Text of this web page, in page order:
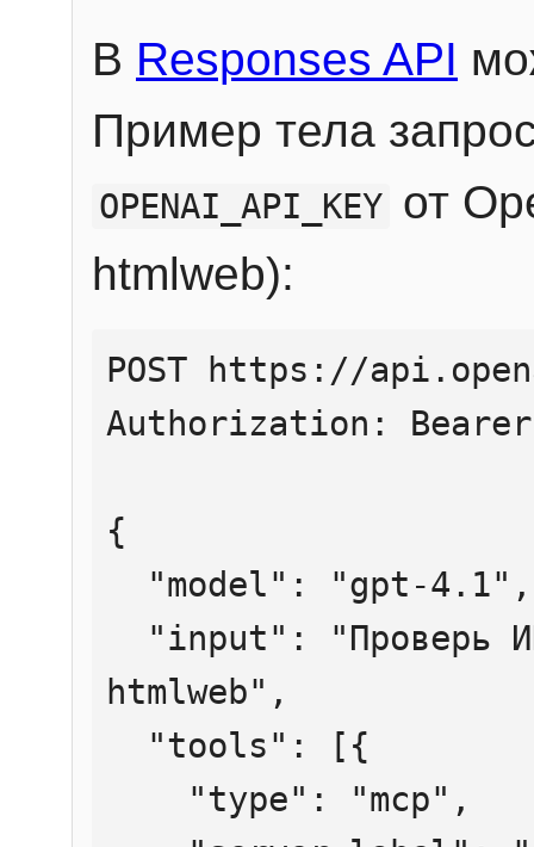
В Responses API
Пример тела
OPENAI_API_KEY от
htmlweb):
POST https://
Authorization:
{
htmlweb",